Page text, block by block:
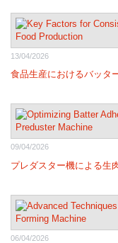
13/04/2026
食品生産におけるバッタ
09/04/2026
プレダスター機による生
06/04/2026